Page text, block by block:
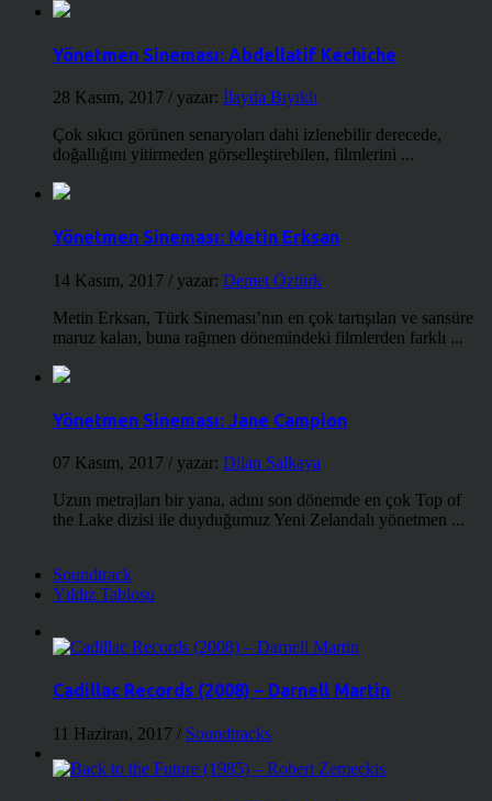
Yönetmen Sineması: Abdellatif Kechiche
28 Kasım, 2017 / yazar: İlayda Bıyıklı
Çok sıkıcı görünen senaryoları dahi izlenebilir derecede,
doğallığını yitirmeden görselleştirebilen, filmlerini ...
Yönetmen Sineması: Metin Erksan
14 Kasım, 2017 / yazar: Demet Öztürk
Metin Erksan, Türk Sineması’nın en çok tartışılan ve sansüre
maruz kalan, buna rağmen dönemindeki filmlerden farklı ...
Yönetmen Sineması: Jane Campion
07 Kasım, 2017 / yazar: Dilan Salkaya
Uzun metrajları bir yana, adını son dönemde en çok Top of
the Lake dizisi ile duyduğumuz Yeni Zelandalı yönetmen ...
Soundtrack
Yıldız Tablosu
Cadillac Records (2008) – Darnell Martin
11 Haziran, 2017 / Soundtracks